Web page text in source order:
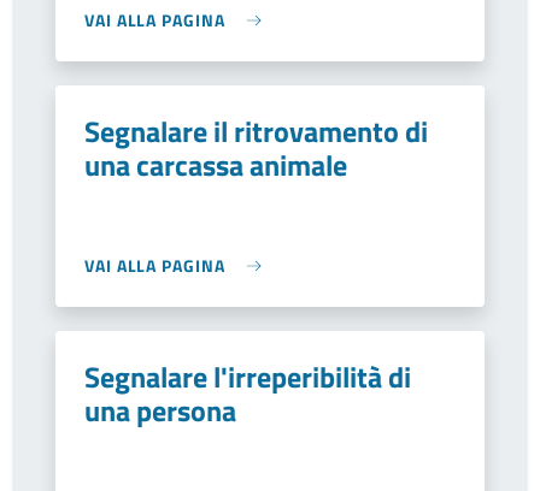
VAI ALLA PAGINA
Segnalare il ritrovamento di
una carcassa animale
VAI ALLA PAGINA
Segnalare l'irreperibilità di
una persona